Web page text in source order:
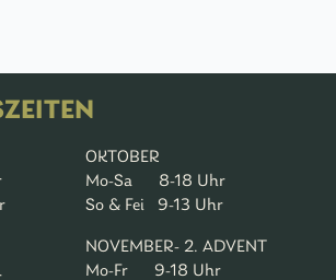
OKTOBER
Mo-Sa 8-18 Uhr
So & Fei 9-13 Uhr
NOVEMBER- 2. ADVENT
Mo-Fr 9-18 Uhr